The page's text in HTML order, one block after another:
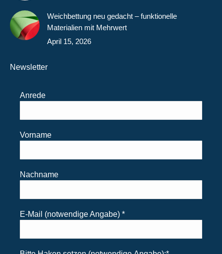
Weichbettung neu gedacht – funktionelle
Materialien mit Mehrwert
April 15, 2026
Newsletter
Anrede
Vorname
Nachname
E-Mail (notwendige Angabe) *